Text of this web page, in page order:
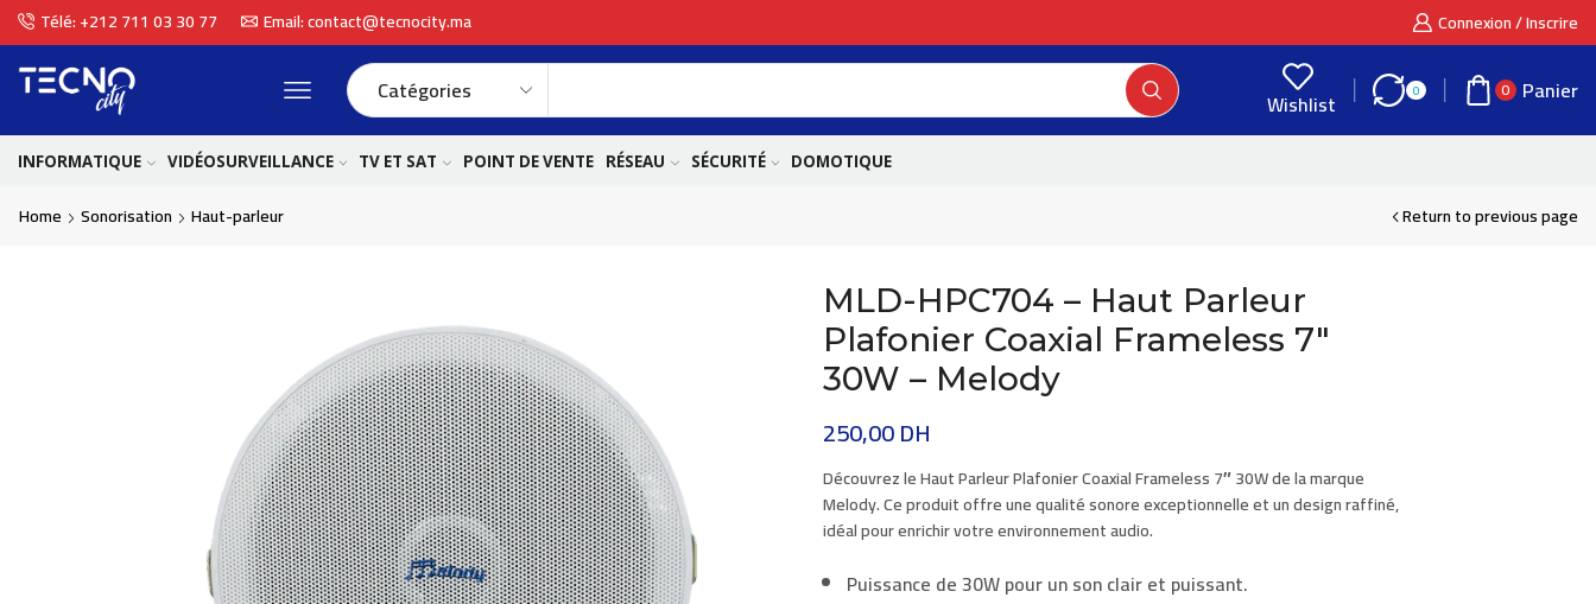
Télé: +212 711 03 30 77 Email: contact@tecnocity.ma Connexion / Inscrire
Wishlist 0 0 Panier
INFORMATIQUE VIDÉOSURVEILLANCE TV ET SAT POINT DE VENTE RÉSEAU SÉCURITÉ DOMOTIQUE
Home Sonorisation Haut-parleur Return to previous page
MLD-HPC704 – Haut Parleur
Plafonier Coaxial Frameless 7″
30W – Melody
250,00DH
Découvrez le Haut Parleur Plafonier Coaxial Frameless 7″ 30W de la marque
Melody. Ce produit offre une qualité sonore exceptionnelle et un design raffiné,
idéal pour enrichir votre environnement audio.
Puissance de 30W pour un son clair et puissant.